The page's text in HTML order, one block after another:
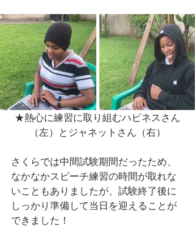
★熱心に練習に取り組むハピネスさん
（左）とジャネットさん（右）
さくらでは中間試験期間だったため、
なかなかスピーチ練習の時間が取れな
いこともありましたが、試験終了後に
しっかり準備して当日を迎えることが
できました！